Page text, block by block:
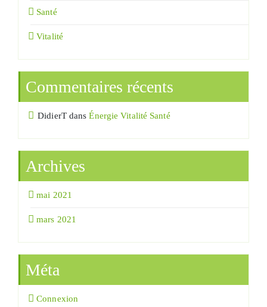
Santé
Vitalité
Commentaires récents
DidierTdansÉnergie Vitalité Santé
Archives
mai 2021
mars 2021
Méta
Connexion